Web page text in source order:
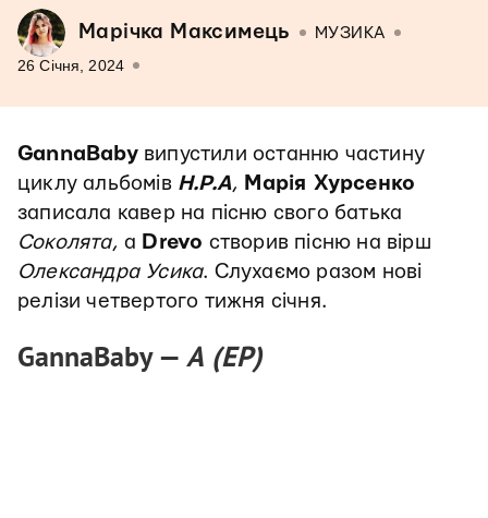
Марічка Максимець МУЗИКА
26 Січня, 2024
GannaBabyвипустили останню частину
циклу альбомів Н.Р.А, Марія Хурсенко
записала кавер на пісню свого батька
Соколята, а Drevo створив пісню на вірш
Олександра Усика. Слухаємо разом нові
релізи четвертого тижня січня.
GannaBaby — А (EP)